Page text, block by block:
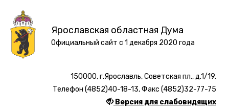
Ярославская областная Дума
Официальный сайт с 1 декабря 2020 года
150000, г.Ярославль, Советская пл., д.1/19.
Телефон (4852)40-18-13, Факс (4852)32-77-75
Версия для слабовидящих